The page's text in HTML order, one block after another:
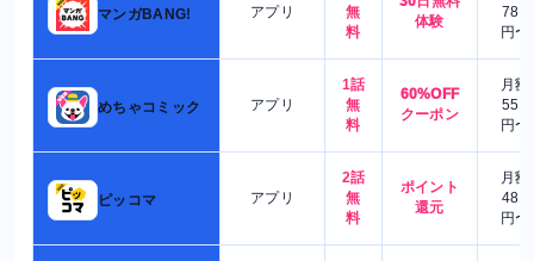
マンガBANG! アプリ
無
料
体験
780
円〜
めちゃコミック アプリ
1話
無
料
60%OFF
クーポン
月額
550
円〜
ピッコマ アプリ
2話
無
料
ポイント
還元
月額
480
円〜